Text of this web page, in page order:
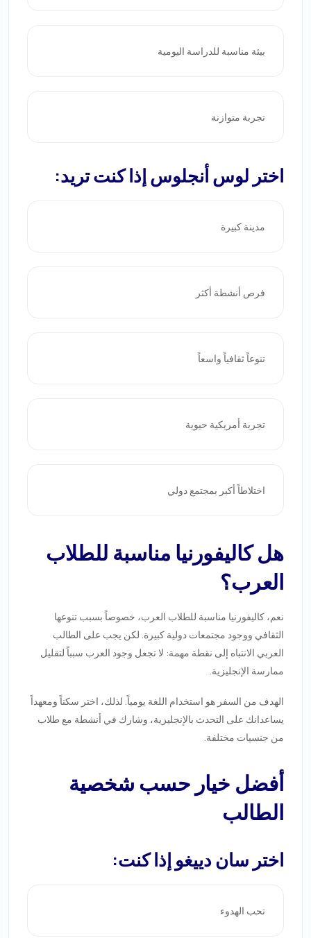
بيئة مناسبة للدراسة اليومية
تجربة متوازنة
اختر لوس أنجلوس إذا كنت تريد:
مدينة كبيرة
فرص أنشطة أكثر
تنوعاً ثقافياً واسعاً
تجربة أمريكية حيوية
اختلاطاً أكبر بمجتمع دولي
هل كاليفورنيا مناسبة للطلاب
العرب؟
نعم، كاليفورنيا مناسبة للطلاب العرب، خصوصاً بسبب تنوعها
الثقافي ووجود مجتمعات دولية كبيرة. لكن يجب على الطالب
العربي الانتباه إلى نقطة مهمة: لا تجعل وجود العرب سبباً لتقليل
ممارسة الإنجليزية.
الهدف من السفر هو استخدام اللغة يومياً. لذلك، اختر سكناً ومعهداً
يساعدانك على التحدث بالإنجليزية، وشارك في أنشطة مع طلاب
من جنسيات مختلفة.
أفضل خيار حسب شخصية
الطالب
اختر سان دييغو إذا كنت:
تحب الهدوء